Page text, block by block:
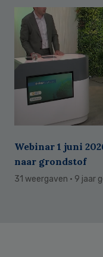
Webinar 1 juni
naar grondstof
31 weergaven · 9 jaar